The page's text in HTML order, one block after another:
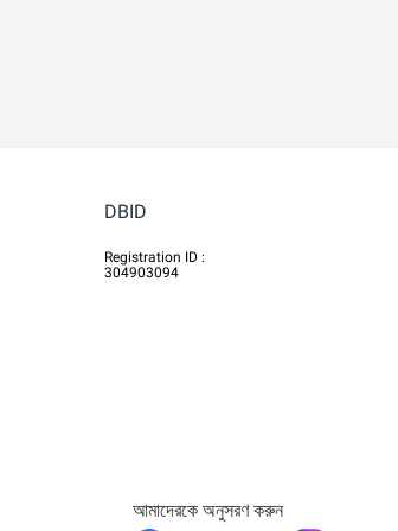
DBID
Registration ID :
304903094
আমাদেরকে অনুসরণ করুন